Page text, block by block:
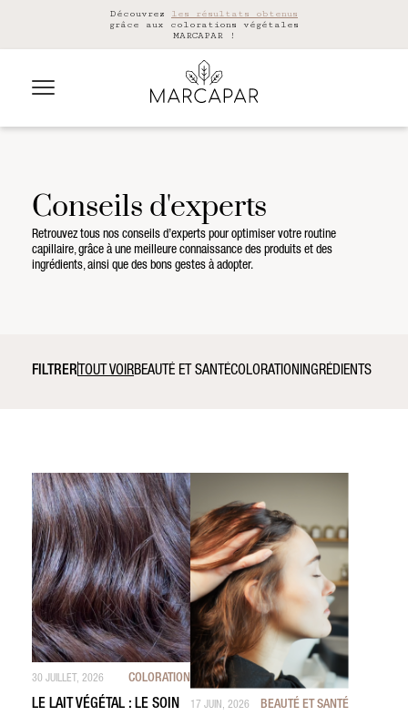
Découvrez les résultats obtenus
grâce aux colorations végétales
MARCAPAR !
Conseils d'experts
Retrouvez tous nos conseils d’experts pour optimiser votre routine
capillaire, grâce à une meilleure connaissance des produits et des
ingrédients, ainsi que des bons gestes à adopter.
FILTRER TOUT VOIRBEAUTÉ ET SANTÉCOLORATIONINGRÉDIENTS
30 JUILLET, 2026 COLORATION
LE LAIT VÉGÉTAL : LE SOIN
17 JUIN, 2026 BEAUTÉ ET SANTÉ